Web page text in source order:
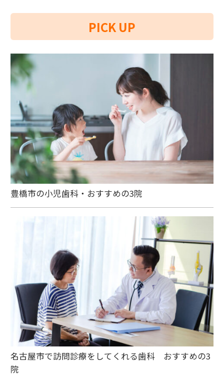
PICK UP
豊橋市の小児歯科・おすすめの3院
名古屋市で訪問診療をしてくれる歯科 おすすめの3
院